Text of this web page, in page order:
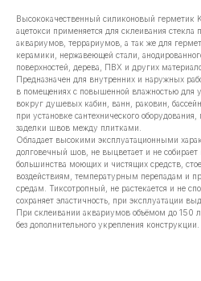
Высококачественный силиконовый герметик
ацетокси применяется для склеивания стекла
аквариумов, террариумов, а так же для
керамики, нержавеющей стали,
поверхностей, дерева, ПВХ и других
Предназначен для внутренних и наружных
в помещениях с повышенной влажностью для
вокруг душевых кабин, ванн, раковин,
при установке сантехнического оборудования,
заделки швов между плитками.
Обладает высокими эксплуатационными
долговечный шов, не выцветает и не
большинства моющих и чистящих средств,
воздействиям, температурным перепадам и
средам. Тиксотропный, не растекается и не
сохраняет эластичность, при эксплуатации
При склеивании аквариумов объёмом до 150
без дополнительного укрепления конструкции.